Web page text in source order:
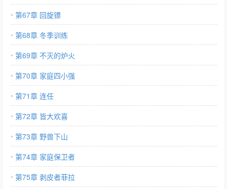
第67章 回旋镖
第68章 冬季训练
第69章 不灭的炉火
第70章 家庭四小强
第71章 连任
第72章 皆大欢喜
第73章 野兽下山
第74章 家庭保卫者
第75章 剥皮者菲拉